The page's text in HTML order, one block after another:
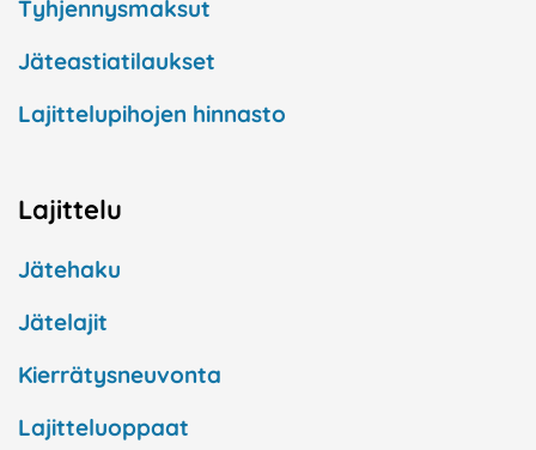
Tyhjennysmaksut
Jäteastiatilaukset
Lajittelupihojen hinnasto
Lajittelu
Jätehaku
Jätelajit
Kierrätysneuvonta
Lajitteluoppaat